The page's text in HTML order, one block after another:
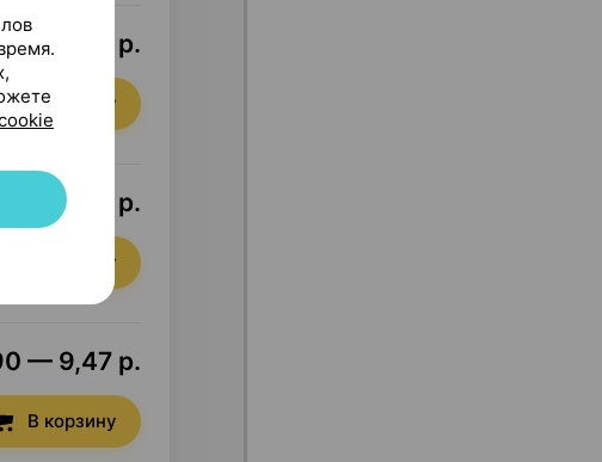
30,24 р.
В корзину
— 6,58 р.
В корзину
— 9,47 р.
В корзину